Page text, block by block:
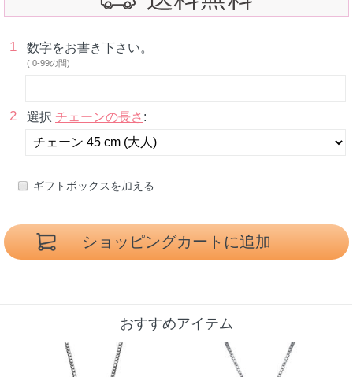
1 数字をお書き下さい。
( 0-99の間)
2 選択 チェーンの長さ :
ギフトボックスを加える
おすすめアイテム